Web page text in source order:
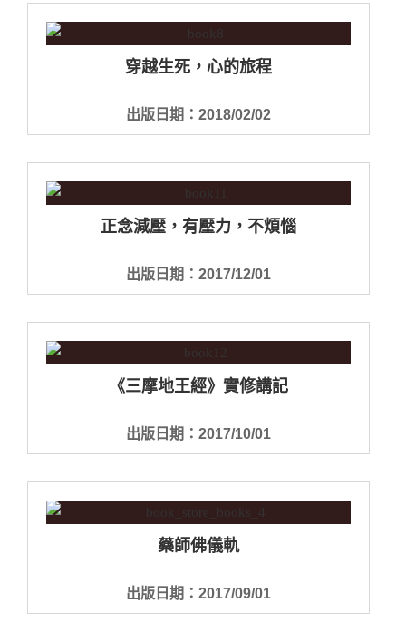
穿越生死，心的旅程
出版日期：2018/02/02
正念減壓，有壓力，不煩惱
出版日期：2017/12/01
《三摩地王經》實修講記
出版日期：2017/10/01
藥師佛儀軌
出版日期：2017/09/01